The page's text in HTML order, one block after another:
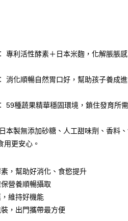
說明】
提供，台灣大哥大用戶可立即使用無須另外
付你分期」，訂單成立後會自動跳轉到大哥
後，選擇欲分期的期數、繳款截止日，確認付
專利活性酵素＋日本米麴，化解脹脹
消化順暢自然胃口好，幫助孩子養成
59種蔬果精華穩固環境，鎖住發育所
本製無添加砂糖、人工甜味劑、香料、
用更安心。
，幫助好消化、食慾提升
營養順暢攝取
維持好機能
，出門攜帶最方便